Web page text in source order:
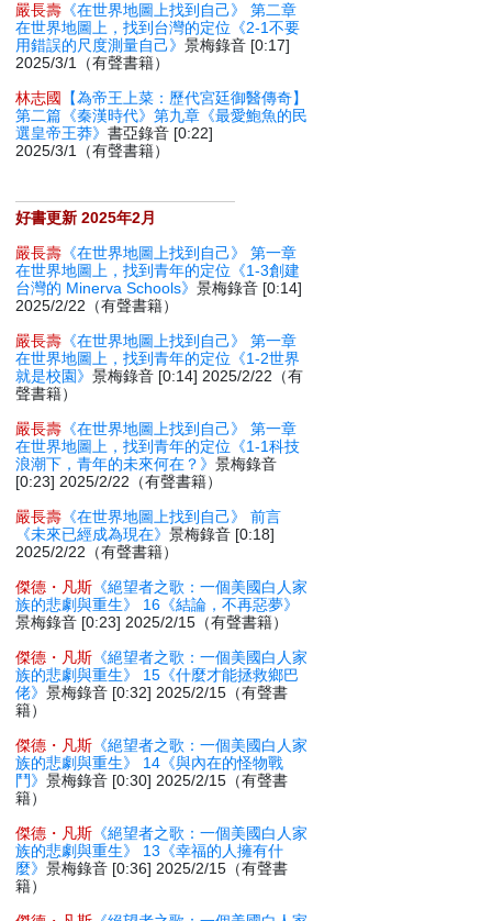
嚴長壽 《在世界地圖上找到自己》 第二章
在世界地圖上，找到台灣的定位《2-1不要
用錯誤的尺度測量自己》景梅錄音 [0:17]
2025/3/1（有聲書籍）
林志國
【為帝王上菜：歷代宮廷御醫傳奇】
第二篇《秦漢時代》第九章《最愛鮑魚的民
選皇帝王莽》書亞錄音 [0:22]
2025/3/1（有聲書籍）
好書更新 2025年2月
嚴長壽 《在世界地圖上找到自己》 第一章
在世界地圖上，找到青年的定位《1-3創建
台灣的 Minerva Schools》景梅錄音 [0:14]
2025/2/22（有聲書籍）
嚴長壽 《在世界地圖上找到自己》 第一章
在世界地圖上，找到青年的定位《1-2世界
就是校園》景梅錄音 [0:14] 2025/2/22（有
聲書籍）
嚴長壽 《在世界地圖上找到自己》 第一章
在世界地圖上，找到青年的定位《1-1科技
浪潮下，青年的未來何在？》景梅錄音
[0:23] 2025/2/22（有聲書籍）
嚴長壽 《在世界地圖上找到自己》 前言
《未來已經成為現在》景梅錄音 [0:18]
2025/2/22（有聲書籍）
傑德・凡斯 《絕望者之歌：一個美國白人家
族的悲劇與重生》 16《結論，不再惡夢》
景梅錄音 [0:23] 2025/2/15（有聲書籍）
傑德・凡斯 《絕望者之歌：一個美國白人家
族的悲劇與重生》 15《什麼才能拯救鄉巴
佬》景梅錄音 [0:32] 2025/2/15（有聲書
籍）
傑德・凡斯 《絕望者之歌：一個美國白人家
族的悲劇與重生》 14《與內在的怪物戰
鬥》景梅錄音 [0:30] 2025/2/15（有聲書
籍）
傑德・凡斯 《絕望者之歌：一個美國白人家
族的悲劇與重生》 13《幸福的人擁有什
麼》景梅錄音 [0:36] 2025/2/15（有聲書
籍）